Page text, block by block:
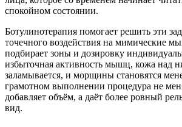
спокойном состоянии.
Ботулинотерапия помогает решить эти
точечного воздействия на мимические
подбирает зоны и дозировку
избыточная активность мышц, кожа над
заламывается, и морщины становятся
грамотном выполнении процедура не
добавляет объём, а даёт более ровный
вид.